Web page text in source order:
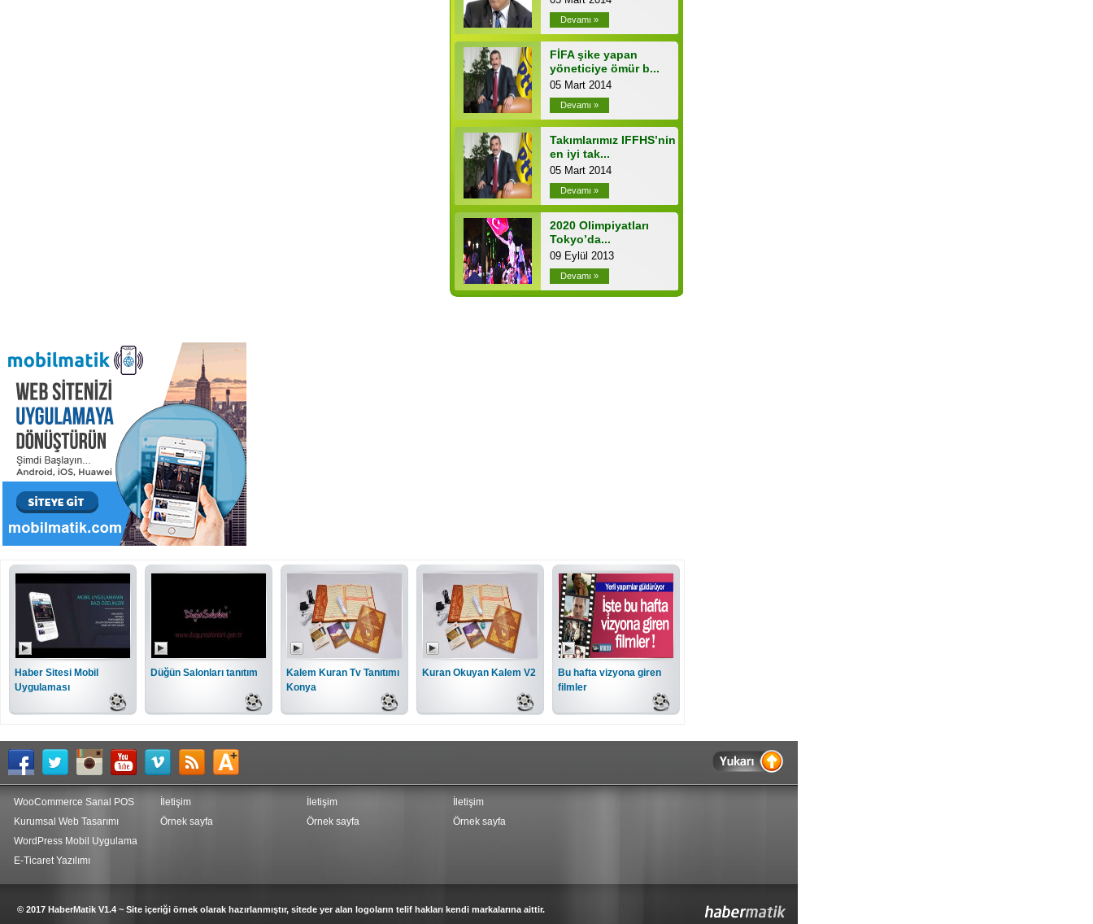
Devamı »
FİFA şike yapan
yöneticiye ömür b...
05 Mart 2014
Devamı »
Takımlarımız IFFHS’nin
en iyi tak...
05 Mart 2014
Devamı »
2020 Olimpiyatları
Tokyo’da...
09 Eylül 2013
Devamı »
Haber Sitesi Mobil
Uygulaması
Düğün Salonları tanıtım
Kalem Kuran Tv Tanıtımı
Konya
Kuran Okuyan Kalem V2
Bu hafta vizyona giren
filmler
WooCommerce Sanal POS
Kurumsal Web Tasarımı
WordPress Mobil Uygulama
E-Ticaret Yazılımı
İletişim
Örnek sayfa
İletişim
Örnek sayfa
İletişim
Örnek sayfa
© 2017 HaberMatik V1.4 ~ Site içeriği örnek olarak hazırlanmıştır, sitede yer alan logoların telif hakları kendi markalarına aittir.